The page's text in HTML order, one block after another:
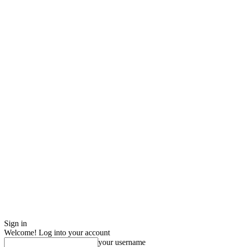
Sign in
Welcome! Log into your account
your username